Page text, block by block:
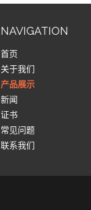
NAVIGATION
首页
关于我们
产品展示
新闻
证书
常见问题
联系我们